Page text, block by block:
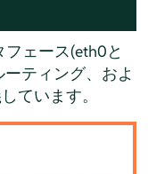
ェース(eth0と
ティング、およ
ています。